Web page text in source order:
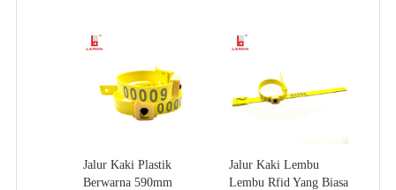
Jalur Kaki Plastik
Berwarna 590mm
Jalur Kaki Lembu
Lembu Rfid Yang Biasa